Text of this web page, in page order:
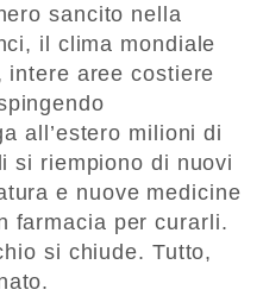
sancito nella
il clima mondiale
intere aree costiere
all’estero milioni di
si riempiono di nuovi
e nuove medicine
farmacia per curarli.
si chiude. Tutto,